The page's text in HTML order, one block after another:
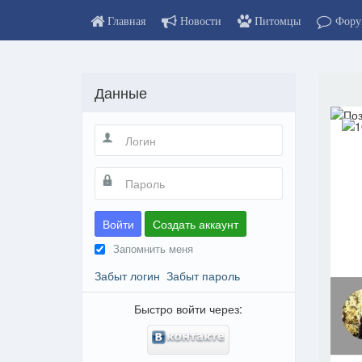
Главная Новости Питомцы
Данные
Войти Создать аккаунт
Запомнить меня
Забыт логин Забыт пароль
Быстро войти через: